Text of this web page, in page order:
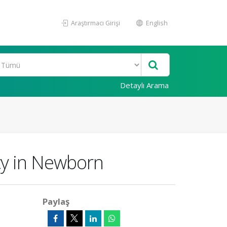
Araştırmacı Girişi English
Detaylı Arama
in Newborn
Paylaş